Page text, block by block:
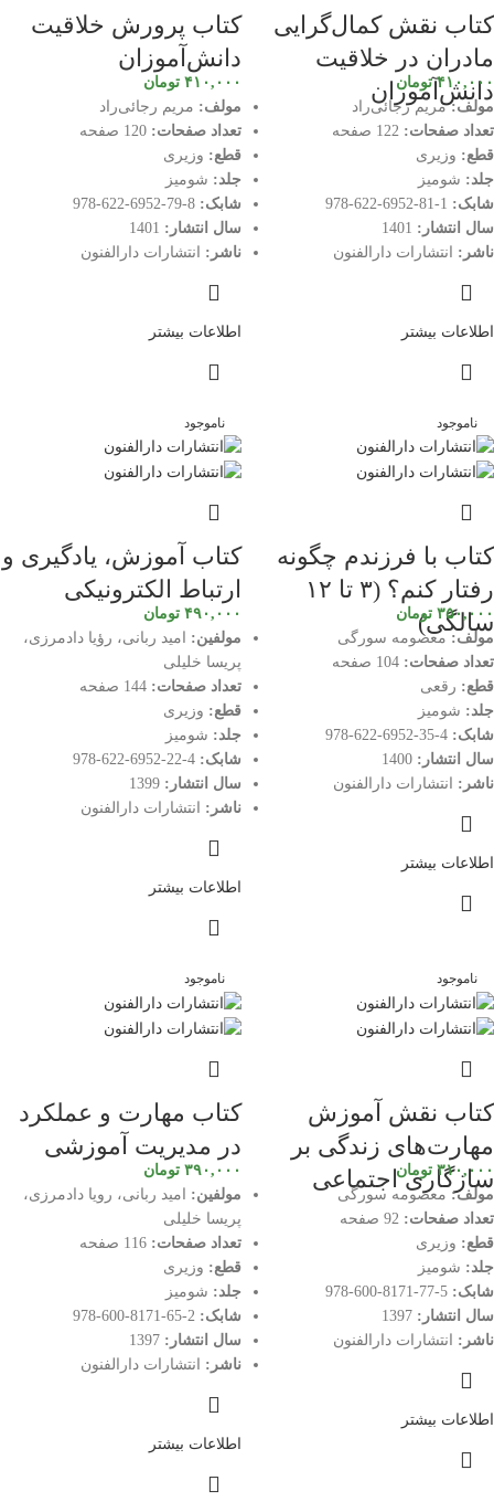
کتاب نقش کمال‌گرایی
مادران در خلاقیت
دانش‌آموزان
۴۱۰,۰۰۰ تومان
مولف:مریم رجائی‌راد
تعداد صفحات:
قطع: وزیری
جلد: شومیز
شابک:
سال انتشار:
ناشر: انتشارات دارالفنون
اطلاعات بیشتر
کتاب پرورش خلاقیت
دانش‌آموزان
۴۱۰,۰۰۰ تومان
مولف: مریم رجائی‌راد
تعداد صفحات:
قطع: وزیری
جلد: شومیز
شابک:
سال انتشار:
ناشر: انتشارات دارالفنون
اطلاعات بیشتر
ناموجود
کتاب با فرزندم چگونه
رفتار کنم؟ (۳ تا ۱۲
سالگی)
۳۵۰,۰۰۰ تومان
مولف: معصومه سورگی
تعداد صفحات:
قطع: رقعی
جلد: شومیز
شابک:
سال انتشار:
ناشر: انتشارات دارالفنون
اطلاعات بیشتر
ناموجود
کتاب آموزش، یادگیری و
ارتباط الکترونیکی
۴۹۰,۰۰۰ تومان
مولفین: امید ربانی، رؤیا دادمرزی،
پریسا خلیلی
تعداد صفحات:
قطع: وزیری
جلد: شومیز
شابک:
سال انتشار:
ناشر: انتشارات دارالفنون
اطلاعات بیشتر
ناموجود
کتاب نقش آموزش
مهارت‌های زندگی بر
سازگاری اجتماعی
۳۱۰,۰۰۰ تومان
مولف: معصومه سورگی
تعداد صفحات:
قطع: وزیری
جلد: شومیز
شابک:
سال انتشار:
ناشر: انتشارات دارالفنون
اطلاعات بیشتر
ناموجود
کتاب مهارت و عملکرد
در مدیریت آموزشی
۳۹۰,۰۰۰ تومان
مولفین: امید ربانی، رویا دادمرزی،
پریسا خلیلی
تعداد صفحات:
قطع: وزیری
جلد: شومیز
شابک:
سال انتشار:
ناشر: انتشارات دارالفنون
اطلاعات بیشتر